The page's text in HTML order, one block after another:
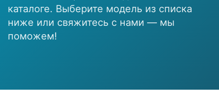
каталоге. Выберите модель из списка
ниже или свяжитесь с нами — мы
поможем!